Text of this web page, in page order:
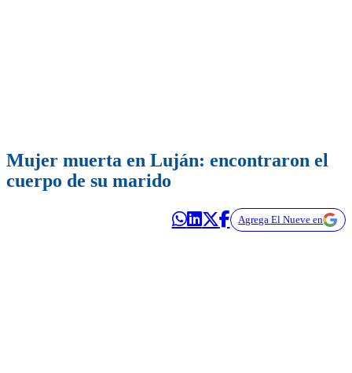
Mujer muerta en Luján: encontraron el
cuerpo de su marido
Agrega El Nueve en